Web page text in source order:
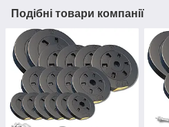
Подібні товари компанії